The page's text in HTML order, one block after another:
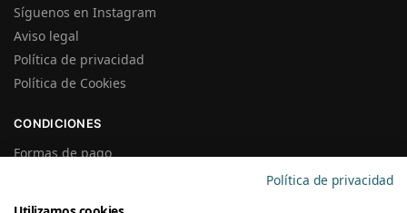
Síguenos en Instagram
Aviso legal
Política de privacidad
Política de Cookies
CONDICIONES
Formas de pago
Política de privacidad